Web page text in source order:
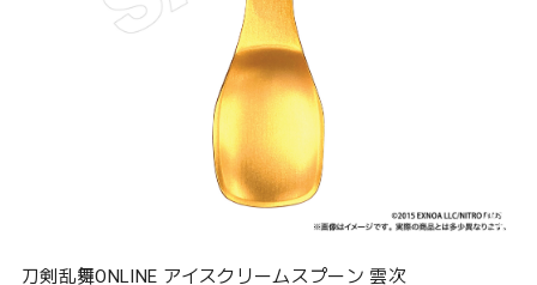
刀剣乱舞ONLINE アイスクリームスプーン 雲次